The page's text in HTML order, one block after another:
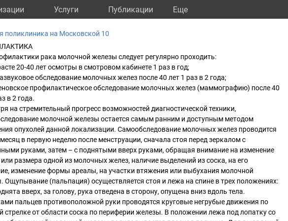
Услуги Публикации Eще
поликлиника на Московской 10
рака молочной железы следует регулярно проходить:
20-40 лет осмотры в смотровом кабинете 1 раз в год;
обследование молочных желез после 40 лет 1 раз в 2 года;
профилактическое обследование молочных желез (маммографию) после 40
в 2 года.
на стремительный прогресс возможностей диагностической техники,
молочной железы остается самым ранним и доступным методом
опухолей данной локализации. Самообследование молочных желез проводится
в первую неделю после менструации, сначала стоя перед зеркалом с
руками, затем – с поднятыми вверх руками, обращая внимание на изменение
размера одной из молочных желез, наличие выделений из соска, на его
изменение формы ареалы, на участки втяжения или выбухания молочной
Ощупывание (пальпация) осуществляется стоя и лежа на спине в трех положениях:
вверх, за голову, рука отведена в сторону, опущена вниз вдоль тела.
пальцев противоположной руки проводятся круговые негрубые движения по
стрелке от области соска по периферии железы. В положении лежа под лопатку со